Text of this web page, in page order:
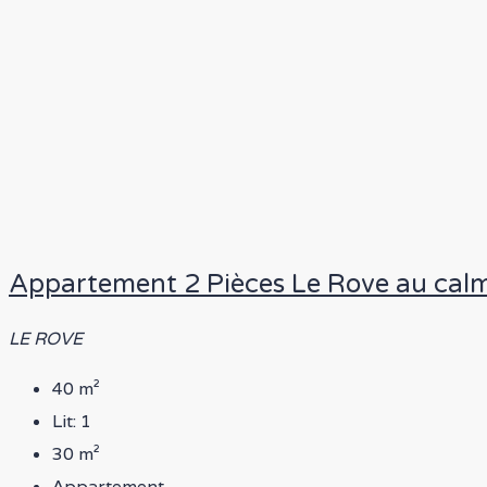
Appartement 2 Pièces Le Rove au
LE ROVE
40 m²
Lit: 1
30 m²